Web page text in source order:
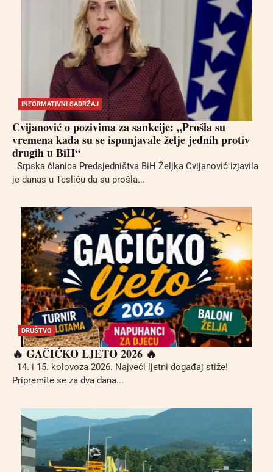
INFORMATIVNI SADRŽAJ
Cvijanović o pozivima za sankcije: „Prošla su
vremena kada su se ispunjavale želje jednih protiv
drugih u BiH“
Srpska članica Predsjedništva BiH Željka Cvijanović izjavila
je danas u Tesliću da su prošla...
DRUŠTVO
🔥 GAČIĆKO LJETO 2026 🔥
14. i 15. kolovoza 2026. Najveći ljetni događaj stiže!
Pripremite se za dva dana...